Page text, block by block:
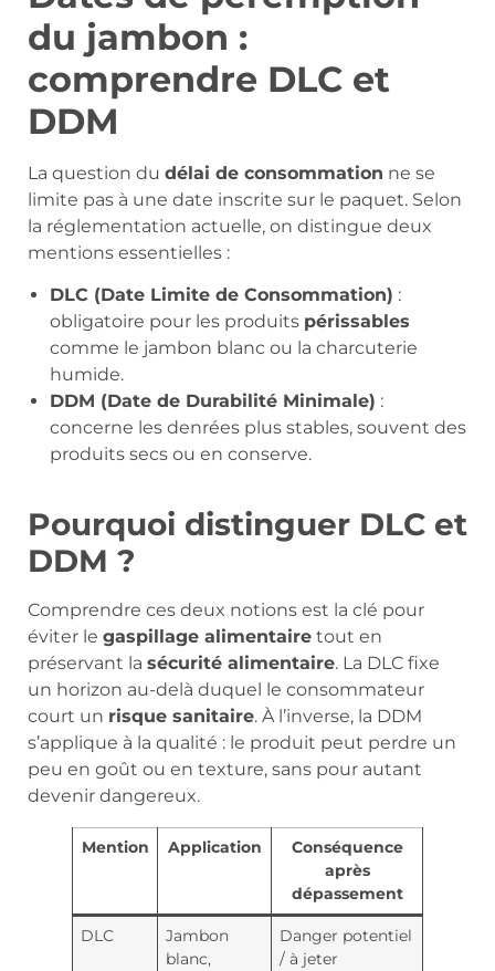
du jambon :
comprendre DLC et
DDM
La question du délai de consommation ne se
limite pas à une date inscrite sur le paquet. Selon
la réglementation actuelle, on distingue deux
mentions essentielles :
DLC (Date Limite de Consommation) :
obligatoire pour les produits périssables
comme le jambon blanc ou la charcuterie
humide.
DDM (Date de Durabilité Minimale) :
concerne les denrées plus stables, souvent des
produits secs ou en conserve.
Pourquoi distinguer DLC et
DDM ?
Comprendre ces deux notions est la clé pour
éviter le gaspillage alimentaire tout en
préservant la sécurité alimentaire. La DLC fixe
un horizon au-delà duquel le consommateur
court un risque sanitaire. À l’inverse, la DDM
s’applique à la qualité : le produit peut perdre un
peu en goût ou en texture, sans pour autant
devenir dangereux.
Mention Application
Conséquence
après
dépassement
DLC
Jambon
blanc,
Danger potentiel
/ à jeter